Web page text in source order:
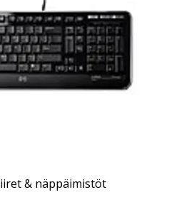
& näppäimistöt